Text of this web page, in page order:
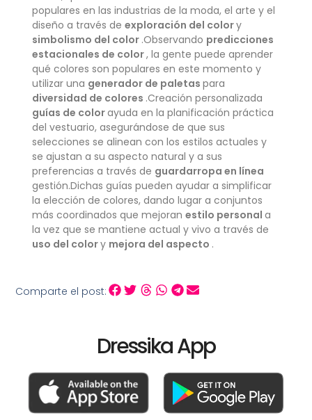
populares en las industrias de la moda, el arte y el
diseño a través de exploración del colory
simbolismo del color .Observando predicciones
estacionales de color, la gente puede aprender
qué colores son populares en este momento y
utilizar una generador de paletas para
diversidad de colores .Creación personalizada
guías de colorayuda en la planificación práctica
del vestuario, asegurándose de que sus
selecciones se alinean con los estilos actuales y
se ajustan a su aspecto natural y a sus
preferencias a través de guardarropa en línea
gestión.Dichas guías pueden ayudar a simplificar
la elección de colores, dando lugar a conjuntos
más coordinados que mejoran estilo personal a
la vez que se mantiene actual y vivo a través de
uso del colory mejora del aspecto .
Comparte el post:
Dressika App